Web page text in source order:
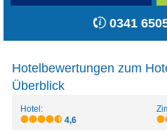
0341
Hotelbewertungen zum
Überblick
Hotel:
4,6